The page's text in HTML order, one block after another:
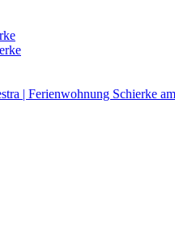
| Ferienwohnung Schierke